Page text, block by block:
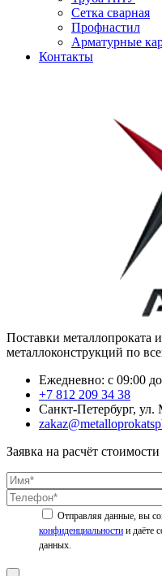
Сетка сварная
Профнастил
Арматурные
Контакты
Поставки металлопроката
металлоконструкций по
Ежедневно: с 09:00
+7 812 209 34 38
Санкт-Петербург,
Заявка на расчёт стоимости
конфиденциальности